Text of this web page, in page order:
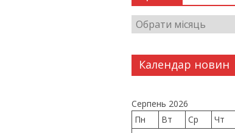
Календар новин
Серпень 2026
Пн
Вт Ср Чт